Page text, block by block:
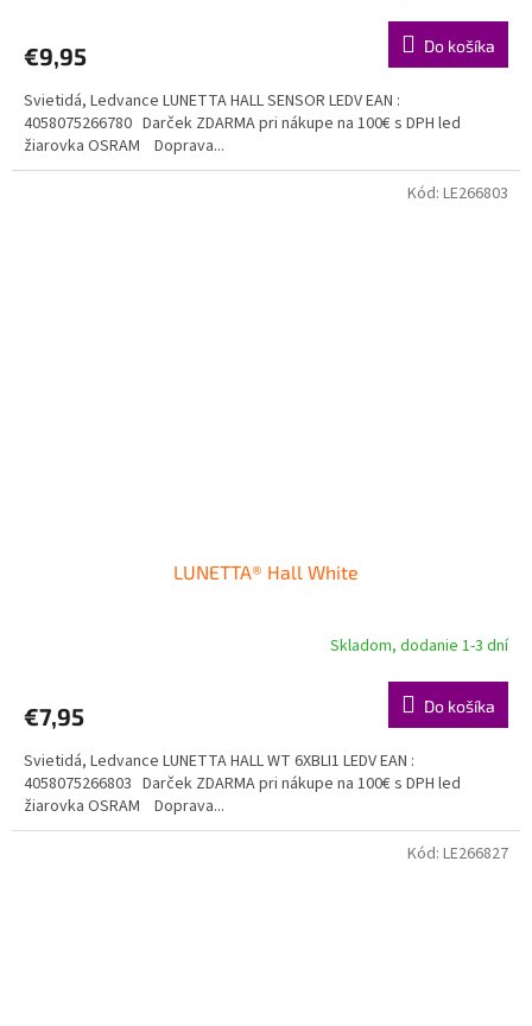
€9,95 Do košíka
Svietidá, Ledvance LUNETTA HALL SENSOR LEDV EAN :
4058075266780 Darček ZDARMA pri nákupe na 100€ s DPH led
žiarovka OSRAM Doprava...
LUNETTA® Hall White
Skladom, dodanie 1-3 dní
€7,95 Do košíka
Svietidá, Ledvance LUNETTA HALL WT 6XBLI1 LEDV EAN :
4058075266803 Darček ZDARMA pri nákupe na 100€ s DPH led
žiarovka OSRAM Doprava...
Kód: LE266803
Kód: LE266827